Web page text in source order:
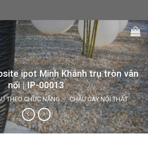
ipot Minh Khánh trụ tròn vân
nổi | IP-00013
THEO CHỨC NĂNG / CHẬU CÂY NỘI THẤT